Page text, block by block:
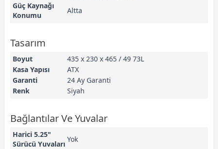
Güç Kaynağı
Konumu
Altta
Tasarım
Boyut
435 x 230 x 465 / 49 73L
Kasa Yapısı
ATX
Garanti
24 Ay Garanti
Renk
Siyah
Bağlantılar Ve Yuvalar
Harici 5.25"
Sürücü Yuvaları
Yok